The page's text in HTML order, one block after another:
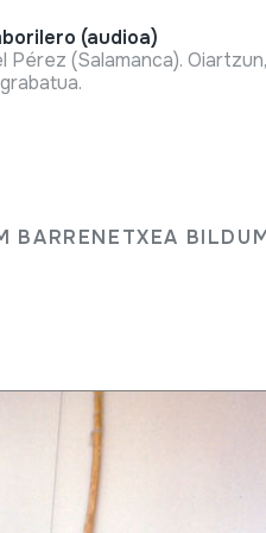
BARRENETXEA
(audioa)
Pérez (Salamanca).